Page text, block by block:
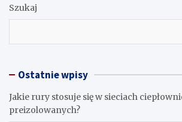
Szukaj
Ostatnie wpisy
Jakie rury stosuje się w sieciach
preizolowanych?